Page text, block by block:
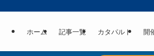
ホーム 記事一覧 カタパルト 開